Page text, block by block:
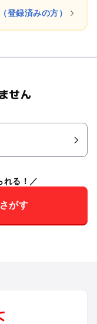
登録済みの方）
せん
る！
がす